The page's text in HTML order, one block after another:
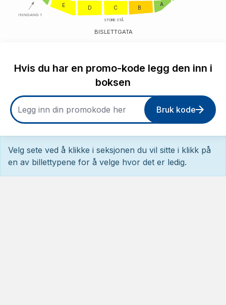
E D C B
A
STORE STÅ
INNGANG 1
BISLETTGATA
Hvis du har en promo-kode legg den inn i
boksen
Bruk kode
Velg sete ved å klikke i seksjonen du vil sitte i klikk på
en av billettypene for å velge hvor det er ledig.